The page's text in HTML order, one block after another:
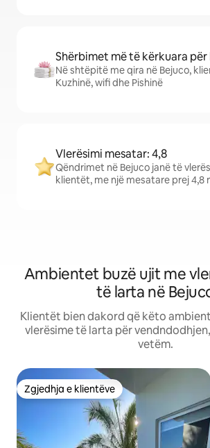
Shërbimet më të kërkuara
Në shtëpitë me qira në Bejuco,
Kuzhinë, wifi dhe Pishinë
Vlerësimi mesatar: 4,8
Qëndrimet në Bejuco janë të
klientët, me një mesatare prej 4,8
Ambientet buzë ujit me
të larta në
Klientët bien dakord që këto
vlerësime të larta për
vetëm.
Zgjedhja e klientëve
Zgjedhja e klientëve